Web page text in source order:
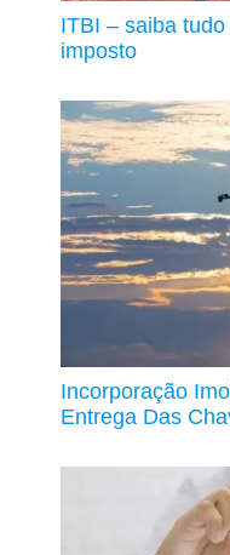
ITBI – saiba
imposto
Incorporação
Entrega Das